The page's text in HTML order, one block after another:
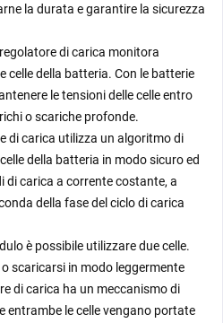
la durata e garantire la sicurezza
di carica monitora
celle della batteria. Con le batterie
le tensioni delle celle entro
o scariche profonde.
di carica utilizza un algoritmo di
della batteria in modo sicuro ed
di carica a corrente costante, a
della fase del ciclo di carica
è possibile utilizzare due celle.
scaricarsi in modo leggermente
di carica ha un meccanismo di
entrambe le celle vengano portate